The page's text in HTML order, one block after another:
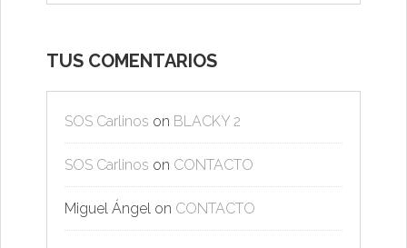
TUS COMENTARIOS
SOS Carlinos on BLACKY 2
SOS Carlinos on CONTACTO
Miguel Ángel on CONTACTO